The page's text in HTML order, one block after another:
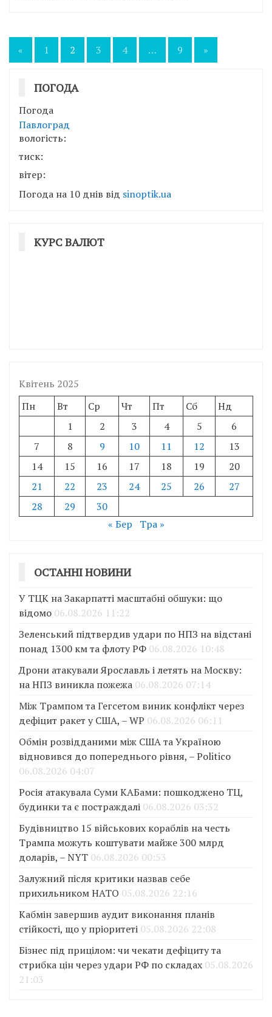
Пагінація
« 1 2 3 4 … 9 »
ПОГОДА
Погода
Павлоград
вологість:
тиск:
вітер:
Погода на 10 днів від sinoptik.ua
КУРС ВАЛЮТ
Квітень 2025
Пн
Вт Ср Чт Пт Сб
Нд
1
2 3 4 5
6
7
8 9 10 11 12
13
14
15 16 17 18 19
20
21
22 23 24 25 26
27
28
29
30
« Бер
Тра »
ОСТАННІ НОВИНИ
У ТЦК на Закарпатті масштабні обшуки: що
відомо 06.08.2026 11:22
Зеленський підтвердив удари по НПЗ на відстані
понад 1300 км та флоту РФ 06.08.2026 10:48
Дрони атакували Ярославль і летять на Москву:
на НПЗ виникла пожежа 06.08.2026 07:14
Між Трампом та Гегсетом виник конфлікт через
дефіцит ракет у США, – WP 06.08.2026 06:11
Обмін розвідданими між США та Україною
відновився до попереднього рівня, – Politico
06.08.2026 04:07
Росія атакувала Суми КАБами: пошкоджено ТЦ,
будинки та є постраждалі 06.08.2026 03:32
Будівництво 15 військових кораблів на честь
Трампа можуть коштувати майже 300 млрд
доларів, – NYT 06.08.2026 00:53
Залужний після критики назвав себе
прихильником НАТО 05.08.2026 22:16
Кабмін завершив аудит виконання планів
стійкості, що у пріоритеті 05.08.2026 22:08
Бізнес під прицілом: чи чекати дефіциту та
стрибка цін через удари РФ по складах 05.08.2026
21:03